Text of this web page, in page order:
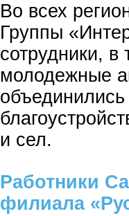
Во всех
Группы
сотрудники, в
молодежные
и сел.
Работники
филиала